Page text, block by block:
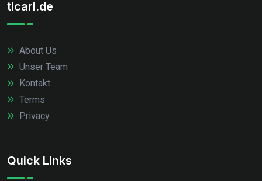
ticari.de
About Us
Unser Team
Kontakt
Terms
Privacy
Quick Links